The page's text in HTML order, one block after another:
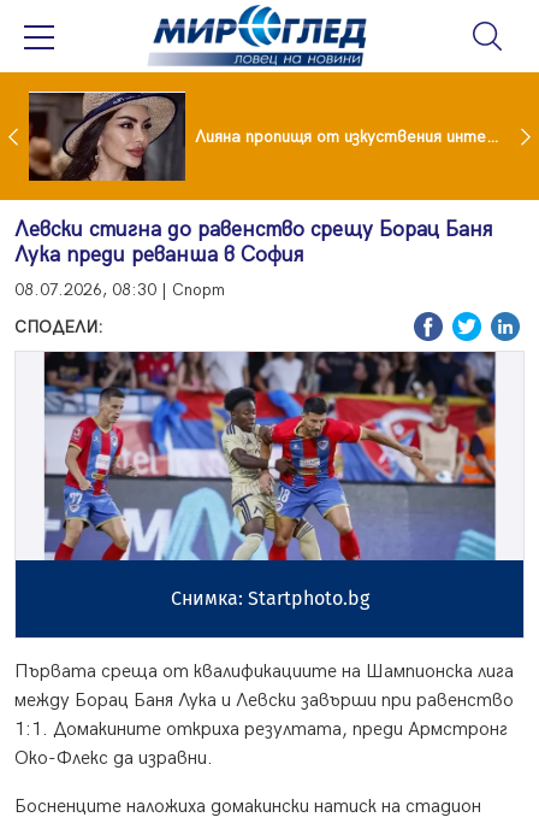
Популярен риалити герой заряза жена си заради друга Лияна пропищя от изкуствения интелект
Левски стигна до равенство срещу Борац Баня
Лука преди реванша в София
08.07.2026, 08:30 | Спорт
СПОДЕЛИ:
Снимка: Startphoto.bg
Първата среща от квалификациите на Шампионска лига
между Борац Баня Лука и Левски завърши при равенство
1:1. Домакините откриха резултата, преди Армстронг
Око-Флекс да изравни.
Босненците наложиха домакински натиск на стадион